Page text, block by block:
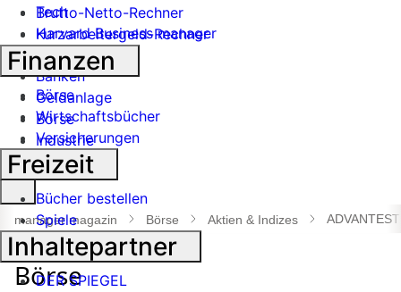
Tech
Harvard Business manager
Handel
Banken
Geldanlage
Börse
Industrie
Suche
öffnen
manager magazin Börse Aktien & Indizes
Brutto-Netto-Rechner
Kurzarbeitergeld-Rechner
Finanzen
Börse
Wirtschaftsbücher
Versicherungen
Freizeit
Bücher bestellen
Spiele
Inhaltepartner
DER SPIEGEL